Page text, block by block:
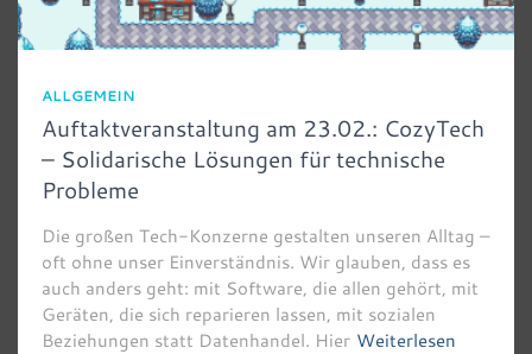
ALLGEMEIN
Auftaktveranstaltung am 23.02.: CozyTech
– Solidarische Lösungen für technische
Probleme
Die großen Tech-Konzerne gestalten unseren Alltag –
oft ohne unser Einverständnis. Wir glauben, dass es
auch anders geht: mit Software, die allen gehört, mit
Geräten, die sich reparieren lassen, mit sozialen
Beziehungen statt Datenhandel. Hier Weiterlesen